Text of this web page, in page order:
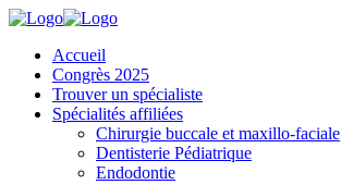
Accueil
Congrès 2025
Trouver un spécialiste
Spécialités affiliées
Chirurgie buccale et maxillo-faciale
Dentisterie Pédiatrique
Endodontie